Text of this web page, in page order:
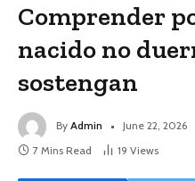
Comprender
nacido no
sostengan
By Admin June 22, 2026
7 Mins Read
19 Views